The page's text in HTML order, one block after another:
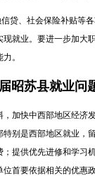
贷、社会保险补贴等
就业。要进一步加
。
昭苏县就业问
加快中西部地区经济
别是西部地区就业
提供优先进修和学
首要依据相关的优